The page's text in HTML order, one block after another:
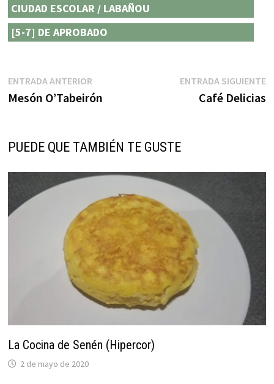
CIUDAD ESCOLAR / LABAÑOU
[5-7] DE APROBADO
Navegación
de
ENTRADA ANTERIOREntrada
anterior:
Mesón O’Tabeirón
ENTRADA SIGUIENTE
Café Delicias
PUEDE QUE TAMBIÉN TE GUSTE
La Cocina de Senén (Hipercor)
2 de mayo de 2020